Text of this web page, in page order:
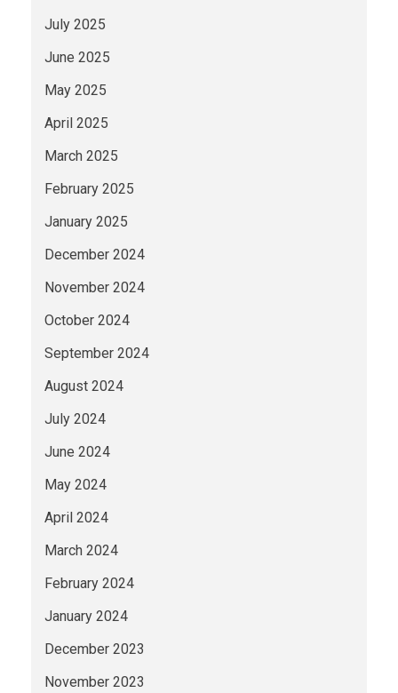
July 2025
June 2025
May 2025
April 2025
March 2025
February 2025
January 2025
December 2024
November 2024
October 2024
September 2024
August 2024
July 2024
June 2024
May 2024
April 2024
March 2024
February 2024
January 2024
December 2023
November 2023